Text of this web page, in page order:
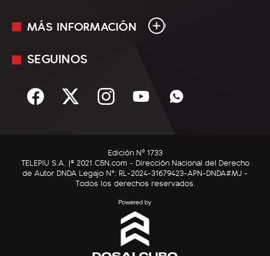
En Vivo
Sociedad
C5N Autos
RatingCero
MÁS INFORMACIÓN
Mediakit
Términos y condiciones
SEGUINOS
Edición Nº 1733
TELEPIU S.A. |© 2021 C5N.com - Dirección Nacional del Derecho
de Autor DNDA Legajo N°: RL-2024-31679423-APN-DNDA#MJ -
Todos los derechos reservados.